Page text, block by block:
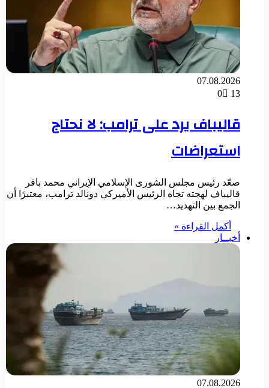
07.08.2026
0
13
قاليباف يرد على ترامب: لا نحتاج
استعراضات
صعّد رئيس مجلس الشورى الإسلامي الإيراني محمد باقر
قاليباف لهجته تجاه الرئيس الأميركي دونالد ترامب، معتبرًا أن
الجمع بين التهديد…
أكمل القراءة »
أخبــار
07.08.2026